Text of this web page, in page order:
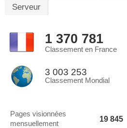
Serveur
1 370 781
Classement en France
3 003 253
Classement Mondial
Pages visionnées
mensuellement
19 845